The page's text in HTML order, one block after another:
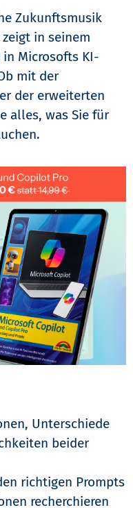
Zukunftsmusik
in seinem
Microsofts KI-
mit der
der erweiterten
alles, was Sie für
Unterschiede
beider
richtigen Prompts
recherchieren